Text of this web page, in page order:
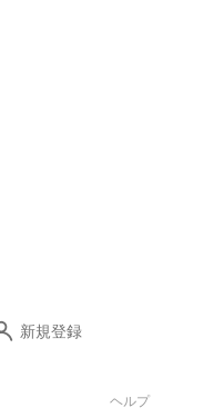
新規登録
ヘルプ